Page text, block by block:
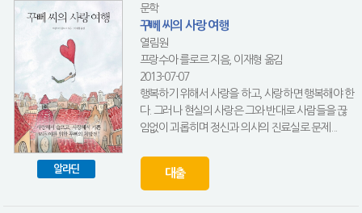
알라딘
문학
꾸뻬 씨의 사랑 여행
열림원
프랑수아 를로르 지음, 이재형 옮김
2013-07-07
행복하기 위해서 사랑을 하고, 사랑하면 행복해야 한
다. 그러나 현실의 사랑은 그와 반대로 사람들을 끊
임없이 괴롭히며 정신과 의사의 진료실로 문제...
대출